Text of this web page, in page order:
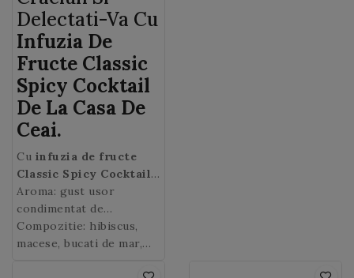
Delectati-Va Cu
Infuzia De
Fructe Classic
Spicy Cocktail
De La Casa De
Ceai.
Cu infuzia de fructe
Classic Spicy Cocktail
(cocktail clasic picant)
savurati esentialul
sarbatorilor de iarna:
bucati de mar, coaja de
Aroma: gust usor
condimentat de
portocale si scortisoara.
Compozitie: hibiscus,
macese, bucati de mar,